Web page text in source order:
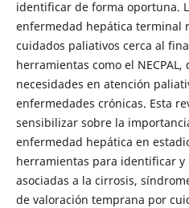
identificar de forma oportuna.
enfermedad hepática terminal
cuidados paliativos cerca al
herramientas como el
necesidades en atención
enfermedades crónicas. Esta
sensibilizar sobre la
enfermedad hepática en
herramientas para identificar y
asociadas a la cirrosis,
de valoración temprana por